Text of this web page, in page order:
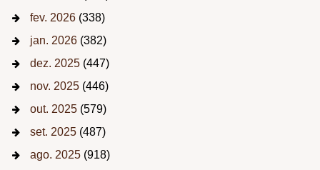
fev. 2026 (338)
jan. 2026 (382)
dez. 2025 (447)
nov. 2025 (446)
out. 2025 (579)
set. 2025 (487)
ago. 2025 (918)